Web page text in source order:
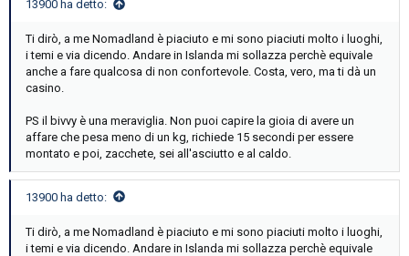
13900 ha detto:
Ti dirò, a me Nomadland è piaciuto e mi sono piaciuti molto i luoghi,
i temi e via dicendo. Andare in Islanda mi sollazza perchè equivale
anche a fare qualcosa di non confortevole. Costa, vero, ma ti dà un
casino.
PS il bivvy è una meraviglia. Non puoi capire la gioia di avere un
affare che pesa meno di un kg, richiede 15 secondi per essere
montato e poi, zacchete, sei all'asciutto e al caldo.
13900 ha detto:
Ti dirò, a me Nomadland è piaciuto e mi sono piaciuti molto i luoghi,
i temi e via dicendo. Andare in Islanda mi sollazza perchè equivale